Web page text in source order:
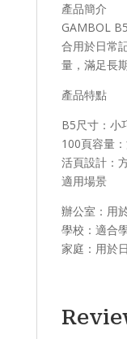
產品簡介​
GAMBOL
合用於日常
量，滿足長
產品特點​
​B5尺寸：小
​100頁容量
活頁設計：
適用場景​
辦公室：用
學校：適合
家庭：用於